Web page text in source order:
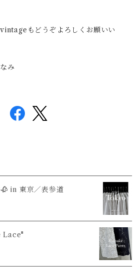
もどうぞよろしくお願いい
み
in 東京／表参道
Lace"